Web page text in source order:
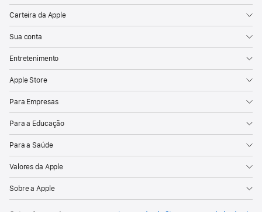
Carteira da Apple
Sua conta
Entretenimento
Apple Store
Para Empresas
Para a Educação
Para a Saúde
Valores da Apple
Sobre a Apple